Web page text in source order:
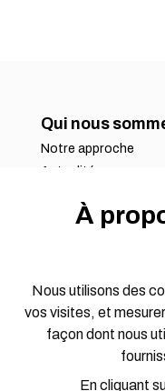
Qui nous
Notre approche
Actualités
Contactez-nous
Rapport financier
À
Nous utilisons des
vos visites, et
façon dont nous
En cliquant